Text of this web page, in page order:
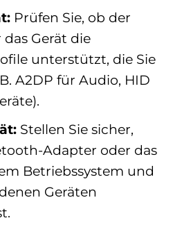
Prüfen Sie, ob der
Gerät die
unterstützt, die Sie
A2DP für Audio, HID
Stellen Sie sicher,
Adapter oder das
Betriebssystem und
Geräten